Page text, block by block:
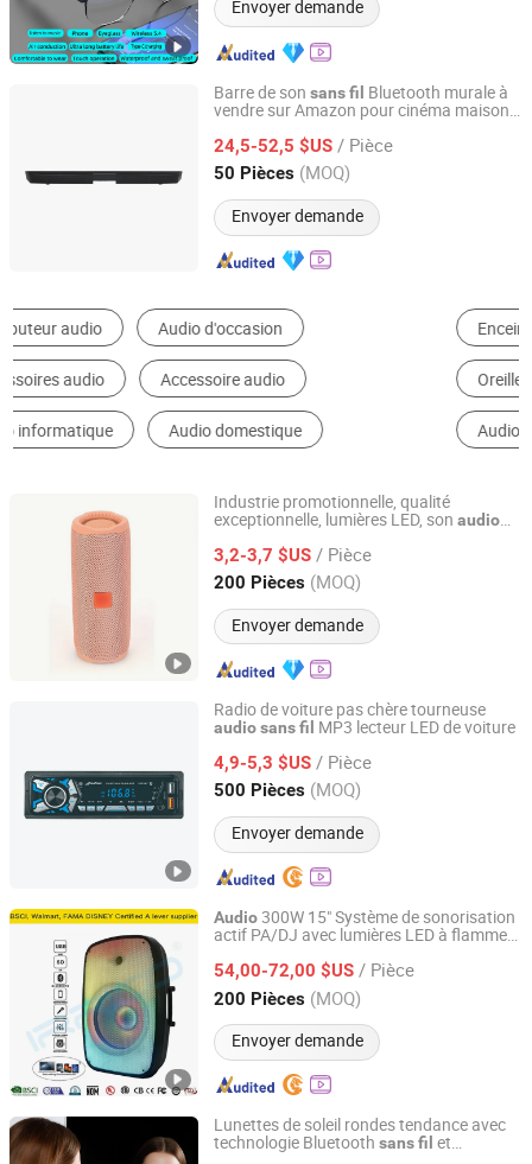
Envoyer demande
Barre de son sansfil Bluetooth murale à
vendre sur Amazon pour cinéma maison
intégré
24,5-52,5 $US / Pièce
50 Pièces (MOQ)
Envoyer demande
Guangzhou strong sound electronic equipment Co., Ltd
Guangdong, China Depuis 2019
Enceintes Portables Enceintes sans Fil
Oreillette Bluetooth Microphone
Audio Professionnel Mini Haut-Parleur
Industrie promotionnelle, qualité
exceptionnelle, lumières LED, son audio
3,2-3,7 $US / Pièce
200 Pièces (MOQ)
Envoyer demande
GOOD SELLER CO., LTD.
Zhejiang, China Depuis 2010
Radio de voiture pas chère tourneuse
audiosansfil MP3 lecteur LED de voiture
4,9-5,3 $US / Pièce
500 Pièces (MOQ)
Envoyer demande
Jiangmen Aokatoo Smart Technology Electronics Co., Ltd.
Guangdong, China Depuis 2020
Audio300W 15" Système de sonorisation
actif PA/DJ avec lumières LED à flamme
-FM-Echo- Bocina Parlante
54,00-72,00 $US / Pièce
200 Pièces (MOQ)
Envoyer demande
Ningbo Jumboaudio Industrial Co., Ltd.
Zhejiang, China Depuis 2018
Lunettes de soleil rondes tendance avec
technologie Bluetooth sansfil et
Linhai Dingfa Glasses Factory